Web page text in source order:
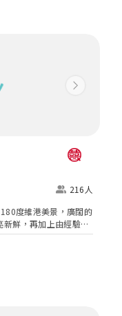
Next
216人
度維港美景，廣闊的
鮮，再加上由經驗大
回億。 明珠海景
的露天平台，天然日
， 明珠海景可宴開
最適合作小型證婚，